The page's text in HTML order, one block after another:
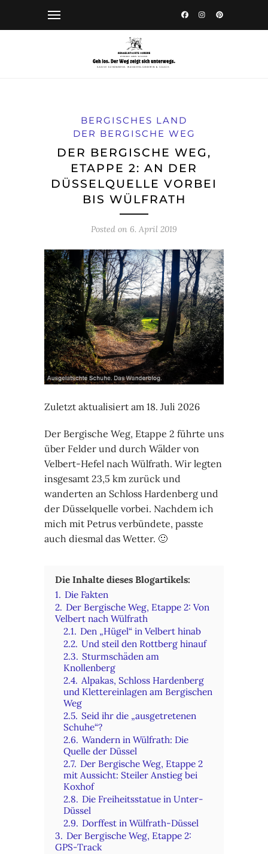
BERGISCHES LAND
DER BERGISCHE WEG
DER BERGISCHE WEG,
ETAPPE 2: AN DER
DÜSSELQUELLE VORBEI
BIS WÜLFRATH
Posted on 6. April 2019
Zuletzt aktualisiert am 18. Juli 2026
Der Bergische Weg, Etappe 2 führte uns
über Felder und durch Wälder von
Velbert-Hefel nach Wülfrath. Wir legten
insgesamt 23,5 km zurück und
wanderten an Schloss Hardenberg und
der Düsselquelle vorbei. Nachdem ich
mich mit Petrus verbündete, passte
auch diesmal das Wetter. 🙂
Die Inhalte dieses Blogartikels:
1. Die Fakten
2. Der Bergische Weg, Etappe 2: Von
Velbert nach Wülfrath
2.1. Den „Hügel“ in Velbert hinab
2.2. Und steil den Rottberg hinauf
2.3. Sturmschäden am
Knollenberg
2.4. Alpakas, Schloss Hardenberg
und Klettereinlagen am Bergischen
Weg
2.5. Seid ihr die „ausgetretenen
Schuhe“?
2.6. Wandern in Wülfrath: Die
Quelle der Düssel
2.7. Der Bergische Weg, Etappe 2
mit Aussicht: Steiler Anstieg bei
Koxhof
2.8. Die Freiheitsstatue in Unter-
Düssel
2.9. Dorffest in Wülfrath-Düssel
3. Der Bergische Weg, Etappe 2:
GPS-Track